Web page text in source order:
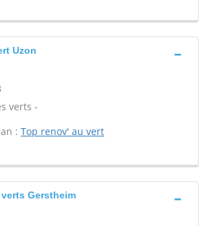
Uzon
verts -
: Top renov' au vert
Gerstheim